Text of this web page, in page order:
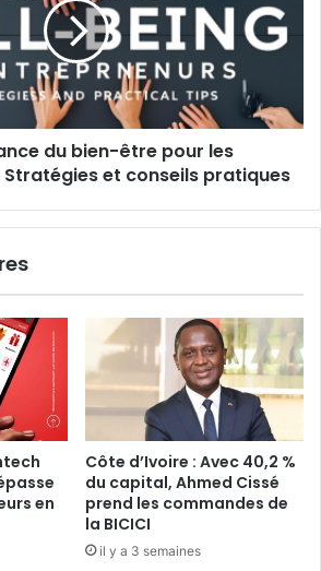
du bien-être pour les
et conseils pratiques
en
Côte d’Ivoire : Avec 40,2 %
du capital, Ahmed Cissé
prend les commandes de
la BICICI
il y a 3 semaines